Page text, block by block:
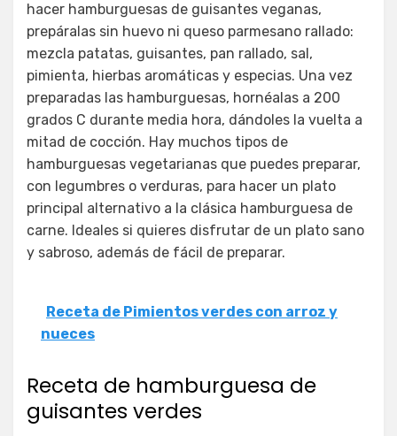
hacer hamburguesas de guisantes veganas,
prepáralas sin huevo ni queso parmesano rallado:
mezcla patatas, guisantes, pan rallado, sal,
pimienta, hierbas aromáticas y especias. Una vez
preparadas las hamburguesas, hornéalas a 200
grados C durante media hora, dándoles la vuelta a
mitad de cocción. Hay muchos tipos de
hamburguesas vegetarianas que puedes preparar,
con legumbres o verduras, para hacer un plato
principal alternativo a la clásica hamburguesa de
carne. Ideales si quieres disfrutar de un plato sano
y sabroso, además de fácil de preparar.
Receta de Pimientos verdes con arroz y
nueces
Receta de hamburguesa de
guisantes verdes